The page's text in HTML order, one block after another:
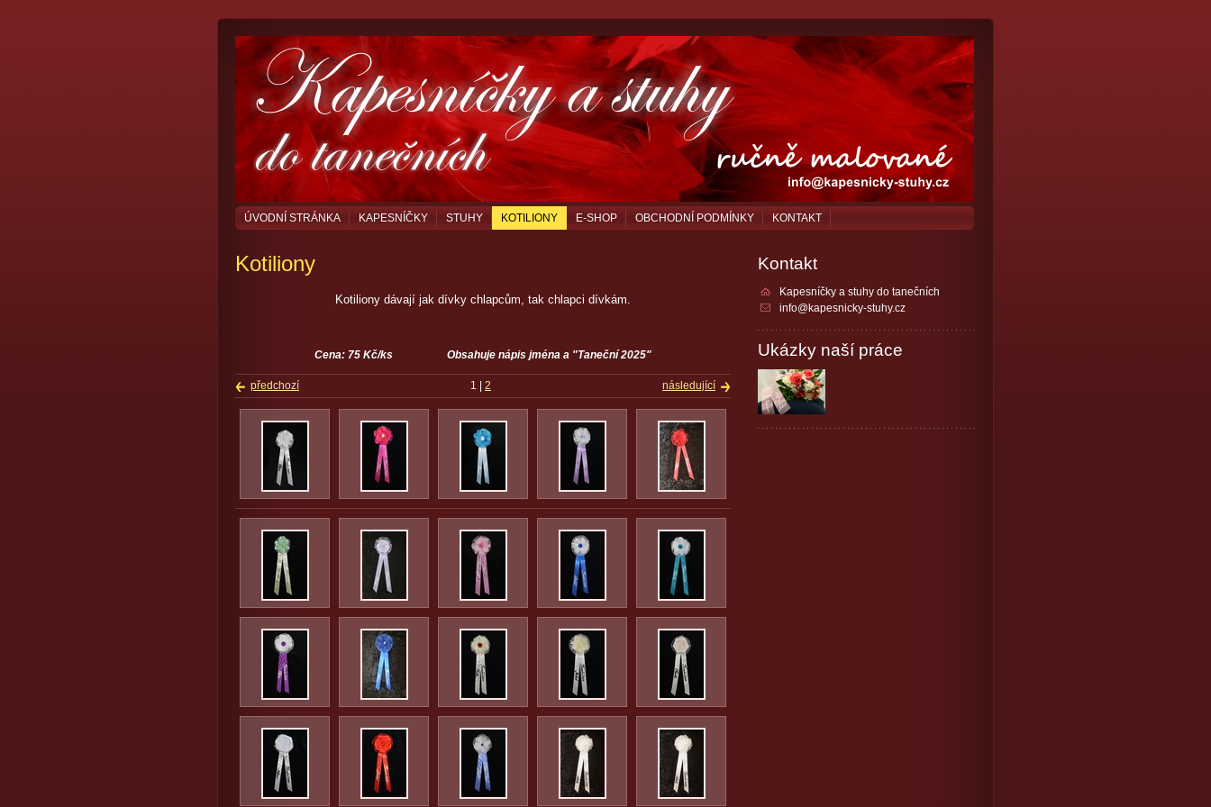
ÚVODNÍ STRÁNKA KAPESNÍČKY STUHY KOTILIONY E-SHOP OBCHODNÍ PODMÍNKY KONTAKT
Kotiliony
Kotiliony dávají jak dívky chlapcům, tak chlapci dívkám.
Cena: 75 Kč/ks Obsahuje nápis jména a "Taneční 2025"
předchozí 1 2 následující
Kontakt
Kapesníčky a stuhy do tanečních
info@kapesnicky-stuhy.cz
Ukázky naší práce